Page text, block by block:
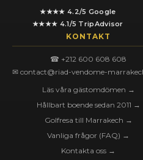
★★★★ 4.2/5 Google
★★★★ 4.1/5 TripAdvisor
KONTAKT
☎ +212 600 608 608
✉ contact@riad-vendome-
Läs våra gästomdömen →
Hållbart boende sedan 2011 →
Golfresa till Marrakech →
Vanliga frågor (FAQ) →
Kontakta oss →